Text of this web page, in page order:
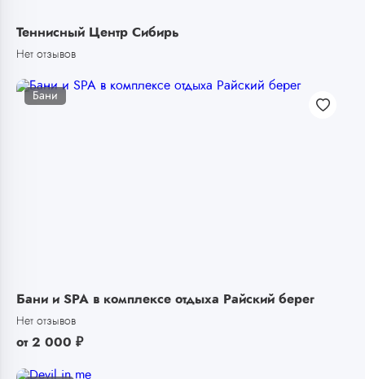
Теннисный Центр Сибирь
Нет отзывов
Бани
Бани и SPA в комплексе отдыха Райский берег
Нет отзывов
от 2 000 ₽